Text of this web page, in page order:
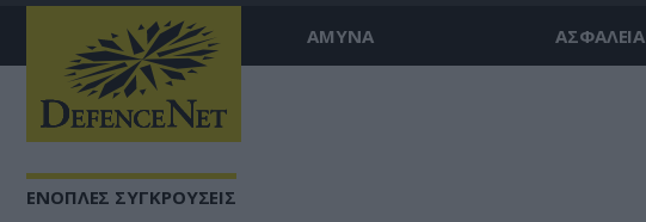
ΑΜΥΝΑ ΑΣΦΑΛΕΙΑ
ΕΝΟΠΛΕΣ ΣΥΓΚΡΟΥΣΕΙΣ